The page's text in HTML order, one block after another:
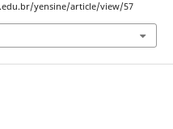
yensine/article/view/57